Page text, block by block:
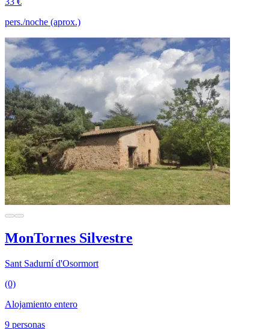
pers./noche (aprox.)
MonTornes Silvestre
Sant Sadurní d'Osormort
(0)
Alojamiento entero
9 personas